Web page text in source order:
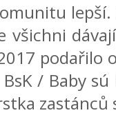
všichni
podařilo
/ Baby
zastánců